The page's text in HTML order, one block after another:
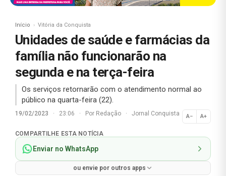
Início Vitória da Conquista
Unidades de saúde e farmácias da
família não funcionarão na
segunda e na terça-feira
Os serviços retornarão com o atendimento normal ao
público na quarta-feira (22).
19/02/2023 · 23:06 · Por Redação · Jornal Conquista A− A+
Normal
COMPARTILHE ESTA NOTÍCIA
Enviar no WhatsApp
ou envie por outros apps